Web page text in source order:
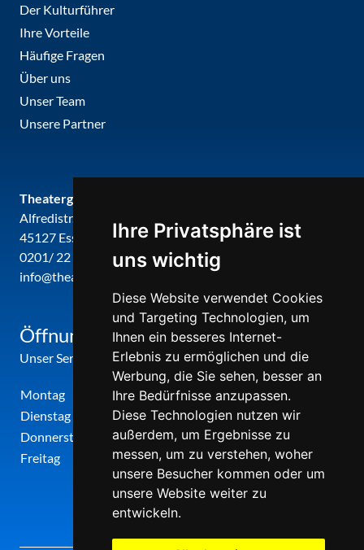
Ihre Privatsphäre ist
uns wichtig
Diese Website verwendet Cookies
und Targeting Technologien, um
Ihnen ein besseres Internet-
Erlebnis zu ermöglichen und die
Werbung, die Sie sehen, besser an
Ihre Bedürfnisse anzupassen.
Diese Technologien nutzen wir
außerdem, um Ergebnisse zu
messen, um zu verstehen, woher
unsere Besucher kommen oder um
unsere Website weiter zu
entwickeln.
Der Kulturführer
Ihre Vorteile
Häufige Fragen
Über uns
Unser Team
Unsere Partner
Theatergemeinde metropole ruhr
Alfredistr. 32
45127 Essen
0201/ 22 22 29
info@theatergemeinde-metropole-ruhr.de
Öffnungszeiten
Unser Service-Center ist zu folgenden Zeiten geöffnet
Montag
12:00 Uhr - 17:00 Uhr
Dienstag
09:00 Uhr - 12:00 Uhr
Donnerstag
09:00 Uhr - 12:00 Uhr
Freitag
09:00 Uhr - 12:00 Uhr